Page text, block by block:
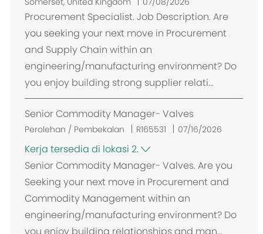
k
a
Procurement Specialist. Job Description. Are
you seeking your next move in Procurement
and Supply Chain within an
engineering/manufacturing environment? Do
you enjoy building strong supplier relati...
Senior Commodity Manager- Valves
Perolehan / Pembekalan R165531 07/16/2026
Kerja tersedia di lokasi 2.
Senior Commodity Manager- Valves. Are you
Seeking your next move in Procurement and
Commodity Management within an
engineering/manufacturing environment? Do